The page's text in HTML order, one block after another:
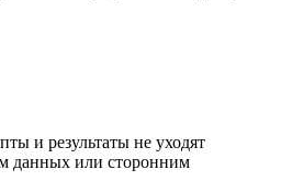
и результаты не уходят
данных или сторонним